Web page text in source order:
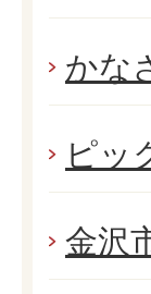
かな
ピッ
金沢